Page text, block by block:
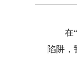
在
陷阱，